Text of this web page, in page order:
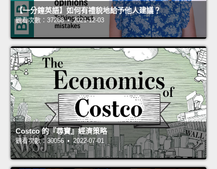
【一分鐘英語】如何有禮貌地給予他人建議？
觀看次數：37268 • 2021-12-03
Costco 的『尋寶』經濟策略
觀看次數：30056 • 2022-07-01